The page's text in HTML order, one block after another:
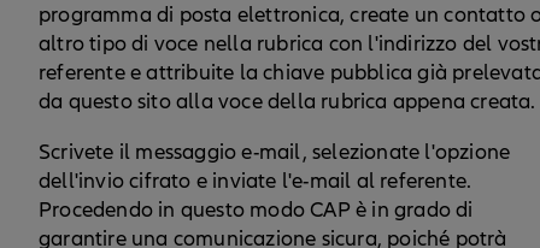
programma di posta elettronica, create un contatto
altro tipo di voce nella rubrica con l'indirizzo del
referente e attribuite la chiave pubblica già
da questo sito alla voce della rubrica appena creata.
Scrivete il messaggio e-mail, selezionate l'opzione
dell'invio cifrato e inviate l'e-mail al referente.
Procedendo in questo modo CAP è in grado di
garantire una comunicazione sicura, poiché potrà